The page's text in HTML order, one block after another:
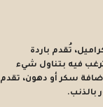
تُقدم باردة
فيه بتناول شيء
سكر أو دهون، تقدم
بالذنب.